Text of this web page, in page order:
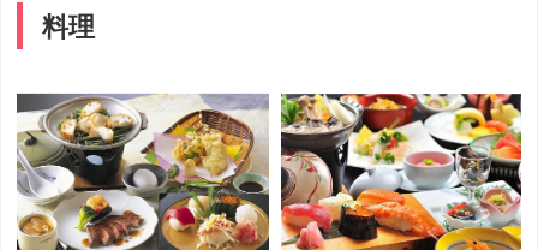
料理